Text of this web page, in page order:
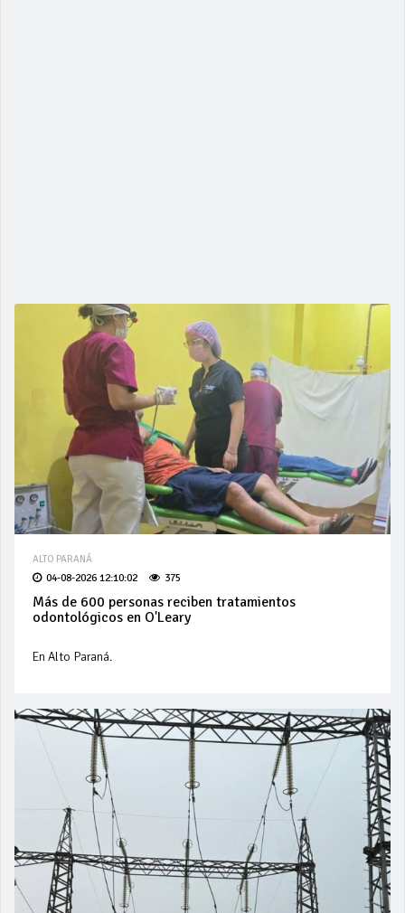
ALTO PARANÁ
04-08-2026 12:10:02 375
Más de 600 personas reciben tratamientos
odontológicos en O'Leary
En Alto Paraná.